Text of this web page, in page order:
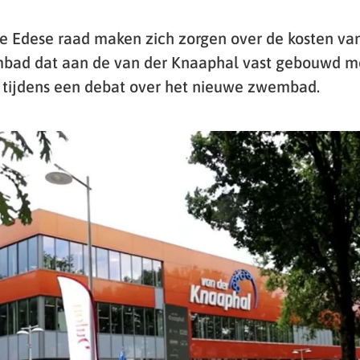
Edese raad maken zich zorgen over de kosten
dat aan de van der Knaaphal vast gebouwd
een debat over het nieuwe zwembad.